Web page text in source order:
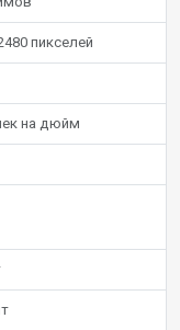
пикселей
на дюйм